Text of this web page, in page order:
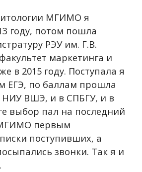
МГИМО я
году, потом пошла
РЭУ им. Г.В.
маркетинга и
в 2015 году. Поступала я
ЕГЭ, по баллам прошла
ВШЭ, и в СПБГУ, и в
выбор пал на последний
первым
поступивших, а
звонки. Так я и